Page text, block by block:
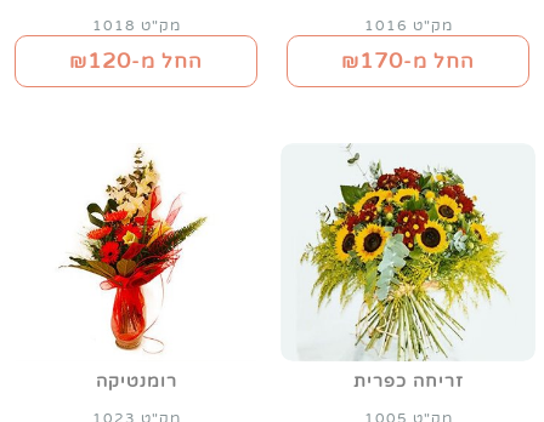
מק"ט 1016
החל מ-₪170
מק"ט 1018
החל מ-₪120
זריחה כפרית
מק"ט 1005
רומנטיקה
מק"ט 1023